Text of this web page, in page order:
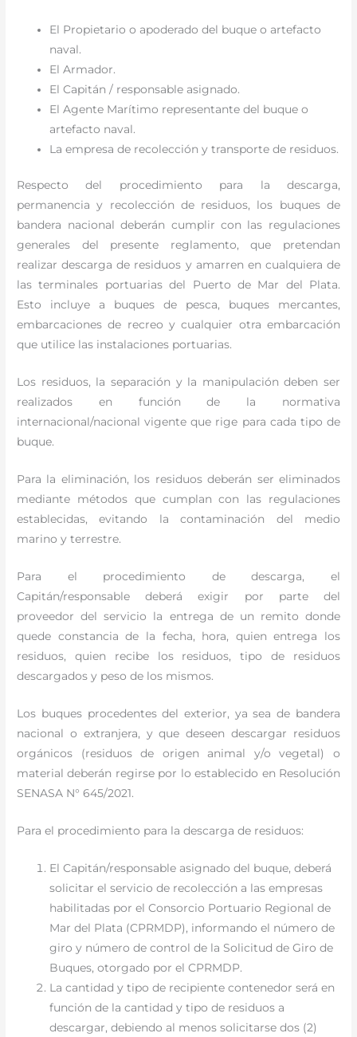
El Propietario o apoderado del buque o artefacto
naval.
El Armador.
El Capitán / responsable asignado.
El Agente Marítimo representante del buque o
artefacto naval.
La empresa de recolección y transporte de residuos.
Respecto del procedimiento para la descarga,
permanencia y recolección de residuos, los buques de
bandera nacional deberán cumplir con las regulaciones
generales del presente reglamento, que pretendan
realizar descarga de residuos y amarren en cualquiera de
las terminales portuarias del Puerto de Mar del Plata.
Esto incluye a buques de pesca, buques mercantes,
embarcaciones de recreo y cualquier otra embarcación
que utilice las instalaciones portuarias.
Los residuos, la separación y la manipulación deben ser
realizados en función de la normativa
internacional/nacional vigente que rige para cada tipo de
buque.
Para la eliminación, los residuos deberán ser eliminados
mediante métodos que cumplan con las regulaciones
establecidas, evitando la contaminación del medio
marino y terrestre.
Para el procedimiento de descarga, el
Capitán/responsable deberá exigir por parte del
proveedor del servicio la entrega de un remito donde
quede constancia de la fecha, hora, quien entrega los
residuos, quien recibe los residuos, tipo de residuos
descargados y peso de los mismos.
Los buques procedentes del exterior, ya sea de bandera
nacional o extranjera, y que deseen descargar residuos
orgánicos (residuos de origen animal y/o vegetal) o
material deberán regirse por lo establecido en Resolución
SENASA N° 645/2021.
Para el procedimiento para la descarga de residuos:
El Capitán/responsable asignado del buque, deberá
solicitar el servicio de recolección a las empresas
habilitadas por el Consorcio Portuario Regional de
Mar del Plata (CPRMDP), informando el número de
giro y número de control de la Solicitud de Giro de
Buques, otorgado por el CPRMDP.
La cantidad y tipo de recipiente contenedor será en
función de la cantidad y tipo de residuos a
descargar, debiendo al menos solicitarse dos (2)